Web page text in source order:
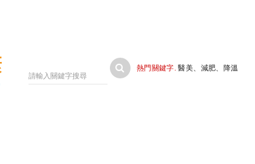
熱門關鍵字. 醫美、 減肥、 降溫